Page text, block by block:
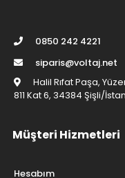
0850 242 4221
siparis@voltaj.net
Halil Rıfat Paşa,
811 Kat 6, 34384 Şişli/
Müşteri Hizmetleri
Hesabım